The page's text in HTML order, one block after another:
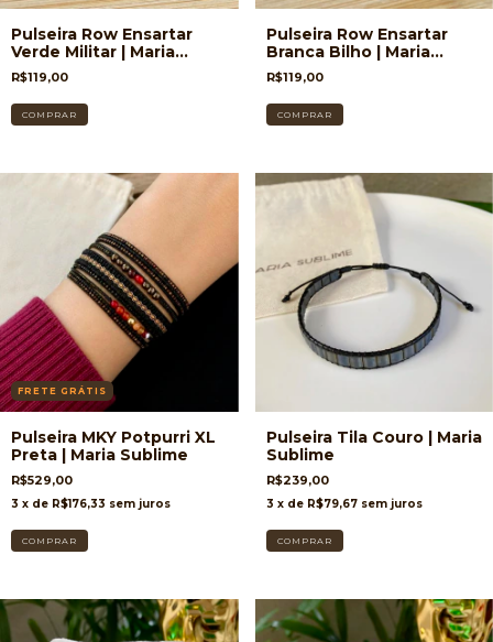
Pulseira Row Ensartar
Verde Militar | Maria
Sublime
R$119,00
Pulseira Row Ensartar
Branca Bilho | Maria
Sublime
R$119,00
FRETE GRÁTIS
Pulseira MKY Potpurri XL
Preta | Maria Sublime
R$529,00
3 x de R$176,33 sem juros
Pulseira Tila Couro | Maria
Sublime
R$239,00
3 x de R$79,67 sem juros